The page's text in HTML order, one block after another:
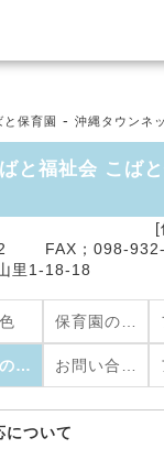
保育園 - 沖縄タウンネ
と福祉会 こば
[
FAX；098-
里1-18-18
保護者の皆さまへ
について